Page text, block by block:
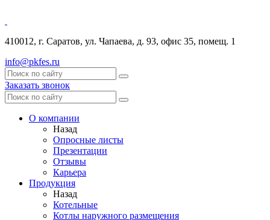
410012, г. Саратов, ул. Чапаева, д. 93, офис 35, помещ. 1
info@pkfes.ru
Заказать звонок
О компании
Назад
Опросные листы
Презентации
Отзывы
Карьера
Продукция
Назад
Котельные
Котлы наружного размещения